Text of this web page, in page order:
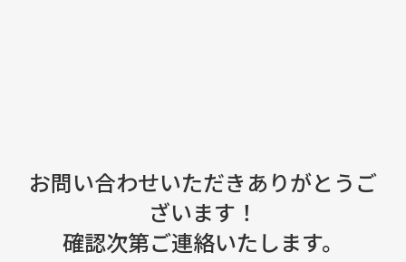
お問い合わせいただきありがとうご
ざいます！
確認次第ご連絡いたします。